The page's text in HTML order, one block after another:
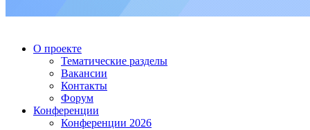
О проекте
Тематические разделы
Вакансии
Контакты
Форум
Конференции
Конференции 2026